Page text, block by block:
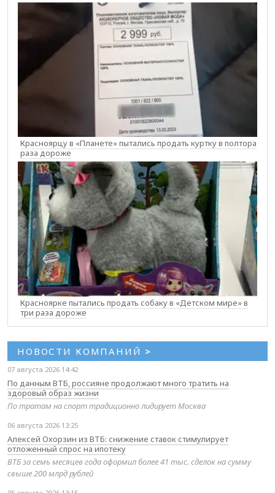
Красноярцу в «Планете» пытались продать куртку в полтора
раза дороже
Красноярке пытались продать собаку в «Детском мире» в
три раза дороже
НОВОСТИ КОМПАНИЙ >
07 августа 2026 14:42
По данным ВТБ, россияне продолжают много тратить на
здоровый образ жизни
По тратам на спорт традиционно лидирует Москва
06 августа 2026 13:25
Алексей Охорзин из ВТБ: снижение ставок стимулирует
отложенный спрос на ипотеку
ВТБ за семь месяцев года оформил более 41 тыс. сделок на сумму
свыше 200 млрд рублей